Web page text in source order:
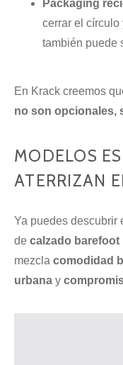
Packaging
cerrar el círculo
también puede
En Krack creemos
no son opcionales,
MODELOS
ATERRIZAN
Ya puedes descubrir
de calzado
mezcla comodidad
urbana y